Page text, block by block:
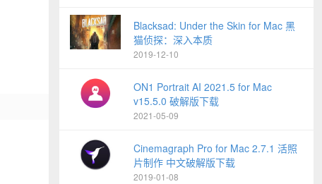
Blacksad: Under the Skin for Mac 黑
猫侦探：深入本质
2019-12-10
ON1 Portrait AI 2021.5 for Mac
v15.5.0 破解版下载
2021-05-09
Cinemagraph Pro for Mac 2.7.1 活照
片制作 中文破解版下载
2019-01-08